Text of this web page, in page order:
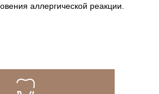
аллергической реакции.